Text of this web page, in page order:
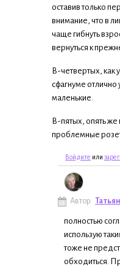
оставив только
внимание, что в
чаще гибнуть
вернуться к
В-четвертых, как
сфагнуме
маленькие.
В-пятых, опять
проблемные
Войдите или
Автор:
полностью
использую
тоже не
обходиться.